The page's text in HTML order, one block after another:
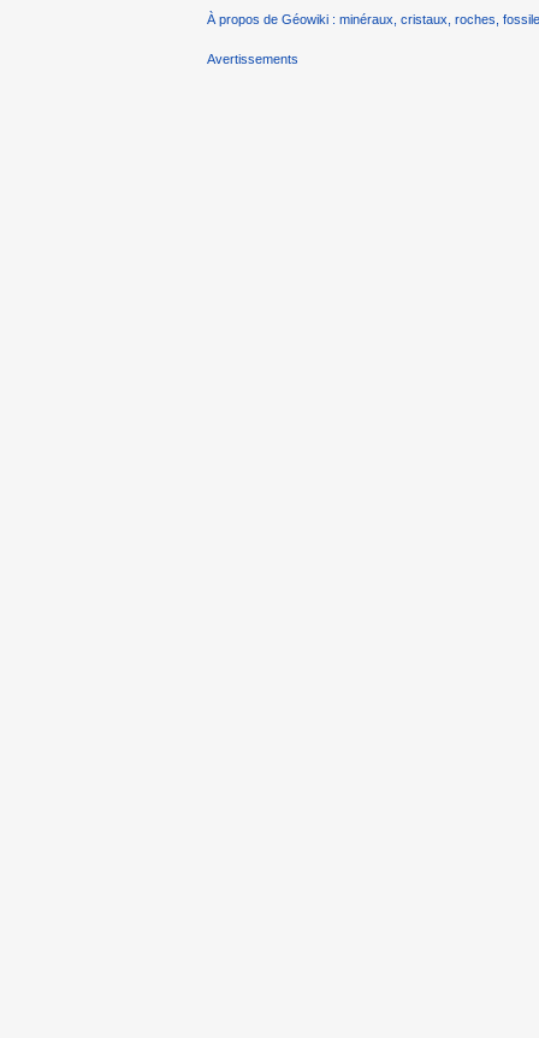
À propos de Géowiki : minéraux, cristaux, roches,
Avertissements